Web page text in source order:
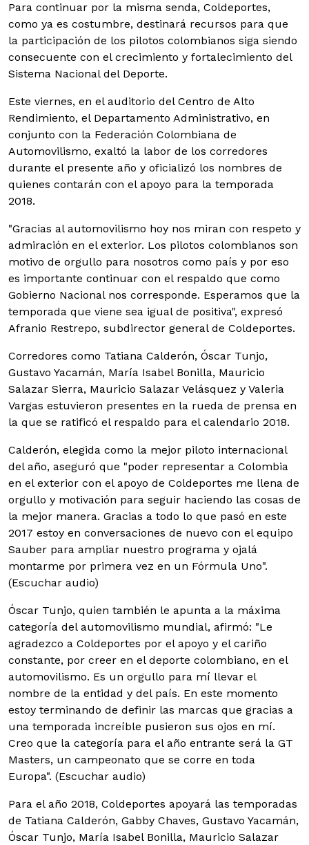
Para continuar por la misma senda, Coldeportes,
como ya es costumbre, destinará recursos para que
la participación de los pilotos colombianos siga siendo
consecuente con el crecimiento y fortalecimiento del
Sistema Nacional del Deporte.
Este viernes, en el auditorio del Centro de Alto
Rendimiento, el Departamento Administrativo, en
conjunto con la Federación Colombiana de
Automovilismo, exaltó la labor de los corredores
durante el presente año y oficializó los nombres de
quienes contarán con el apoyo para la temporada
2018.
"Gracias al automovilismo hoy nos miran con respeto y
admiración en el exterior. Los pilotos colombianos son
motivo de orgullo para nosotros como país y por eso
es importante continuar con el respaldo que como
Gobierno Nacional nos corresponde. Esperamos que la
temporada que viene sea igual de positiva", expresó
Afranio Restrepo, subdirector general de Coldeportes.
Corredores como Tatiana Calderón, Óscar Tunjo,
Gustavo Yacamán, María Isabel Bonilla, Mauricio
Salazar Sierra, Mauricio Salazar Velásquez y Valeria
Vargas estuvieron presentes en la rueda de prensa en
la que se ratificó el respaldo para el calendario 2018.
Calderón, elegida como la mejor piloto internacional
del año, aseguró que "poder representar a Colombia
en el exterior con el apoyo de Coldeportes me llena de
orgullo y motivación para seguir haciendo las cosas de
la mejor manera. Gracias a todo lo que pasó en este
2017 estoy en conversaciones de nuevo con el equipo
Sauber para ampliar nuestro programa y ojalá
montarme por primera vez en un Fórmula Uno".
(Escuchar audio)
Óscar Tunjo, quien también le apunta a la máxima
categoría del automovilismo mundial, afirmó: "Le
agradezco a Coldeportes por el apoyo y el cariño
constante, por creer en el deporte colombiano, en el
automovilismo. Es un orgullo para mí llevar el
nombre de la entidad y del país. En este momento
estoy terminando de definir las marcas que gracias a
una temporada increíble pusieron sus ojos en mí.
Creo que la categoría para el año entrante será la GT
Masters, un campeonato que se corre en toda
Europa". (Escuchar audio)
Para el año 2018, Coldeportes apoyará las temporadas
de Tatiana Calderón, Gabby Chaves, Gustavo Yacamán,
Óscar Tunjo, María Isabel Bonilla, Mauricio Salazar